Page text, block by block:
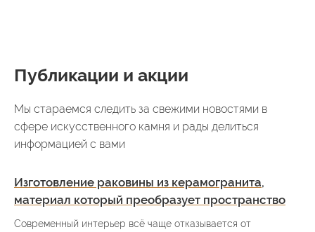
Публикации и акции
Мы стараемся следить за свежими новостями в
сфере искусственного камня и рады делиться
информацией с вами
Изготовление раковины из керамогранита,
материал который преобразует пространство
Современный интерьер всё чаще отказывается от